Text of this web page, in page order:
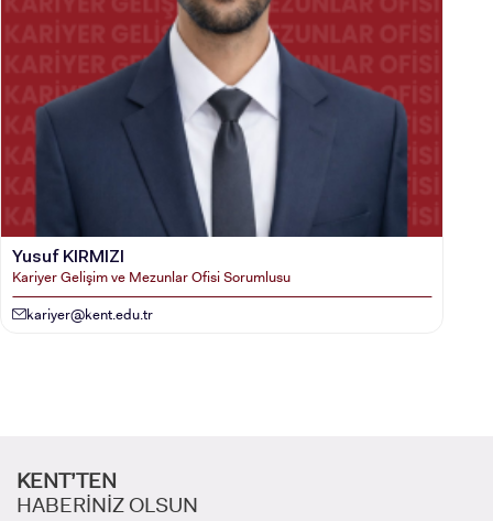
ADAY ÖĞRENCİ
INTERNATIONAL
STUDENT
Yusuf KIRMIZI
Kariyer Gelişim ve Mezunlar Ofisi Sorumlusu
kariyer@kent.edu.tr
KENT’TEN
HABERİNİZ OLSUN